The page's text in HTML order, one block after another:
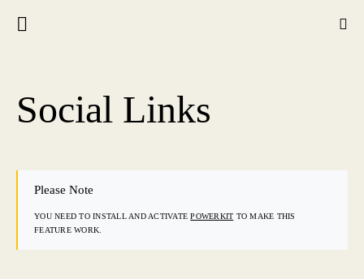
Social Links
Please Note
YOU NEED TO INSTALL AND ACTIVATEPOWERKIT TO MAKE THIS
FEATURE WORK.